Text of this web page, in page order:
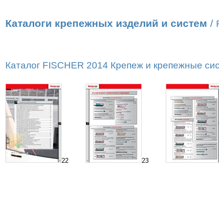
Каталоги крепежных изделий и систем /
Каталог FISCHER 2014 Крепеж и крепежные
22 23